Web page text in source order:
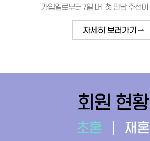
회원 현황
초혼 재혼